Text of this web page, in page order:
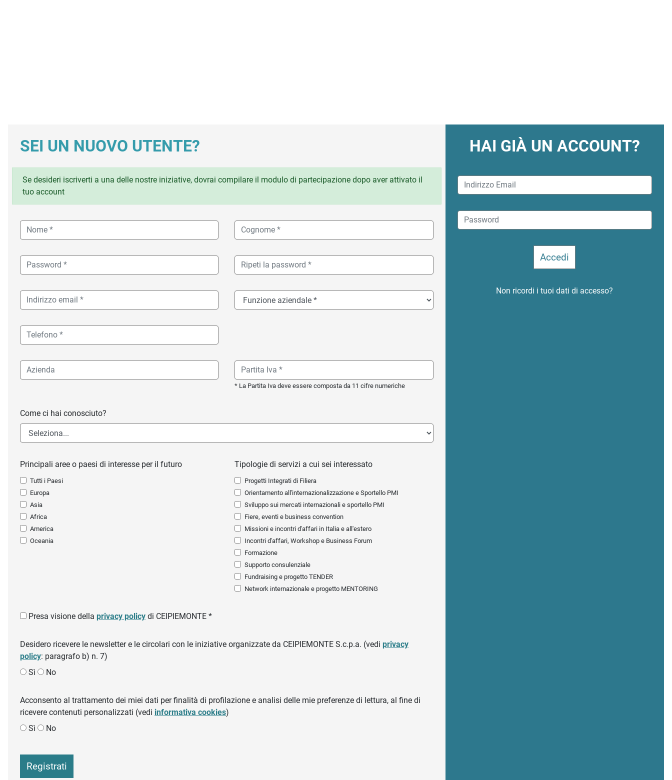
SEI UN NUOVO UTENTE?
Se desideri iscriverti a una delle nostre iniziative, dovrai compilare il modulo di partecipazione dopo aver attivato il
tuo account
* La Partita Iva deve essere composta da 11 cifre numeriche
Come ci hai conosciuto?
Principali aree o paesi di interesse per il futuro
Tutti i Paesi
Europa
Asia
Africa
America
Oceania
Tipologie di servizi a cui sei interessato
Progetti Integrati di Filiera
Orientamento all'internazionalizzazione e Sportello PMI
Sviluppo sui mercati internazionali e sportello PMI
Fiere, eventi e business convention
Missioni e incontri d'affari in Italia e all'estero
Incontri d'affari, Workshop e Business Forum
Formazione
Supporto consulenziale
Fundraising e progetto TENDER
Network internazionale e progetto MENTORING
Presa visione della privacy policy di CEIPIEMONTE *
Desidero ricevere le newsletter e le circolari con le iniziative organizzate da CEIPIEMONTE S.c.p.a. (vedi privacy
policy: paragrafo b) n. 7)
Sì
No
Acconsento al trattamento dei miei dati per finalità di profilazione e analisi delle mie preferenze di lettura, al fine di
ricevere contenuti personalizzati (vedi informativa cookies)
Sì
No
Registrati
HAI GIÀ UN ACCOUNT?
Non ricordi i tuoi dati di accesso?